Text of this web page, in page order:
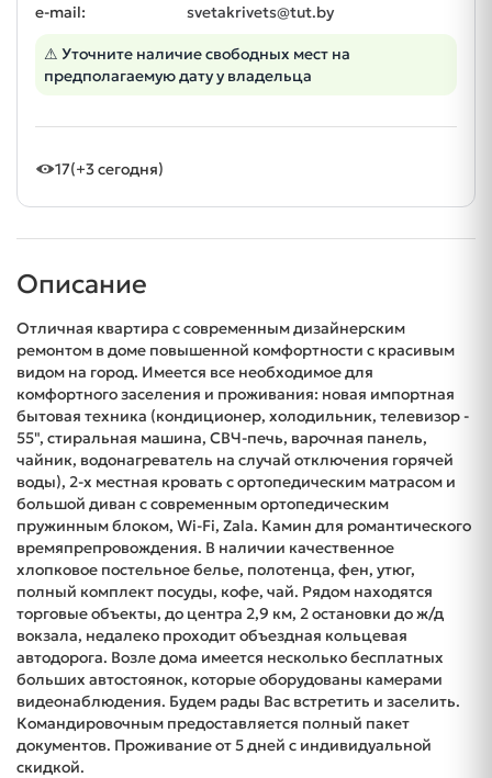
e-mail:
svetakrivets@tut.by
⚠ Уточните наличие свободных мест на
предполагаемую дату у владельца
17(+3 сегодня)
Описание
Отличная квартира с современным дизайнерским
ремонтом в доме повышенной комфортности с красивым
видом на город. Имеется все необходимое для
комфортного заселения и проживания: новая импортная
бытовая техника (кондиционер, холодильник, телевизор -
55", стиральная машина, СВЧ-печь, варочная панель,
чайник, водонагреватель на случай отключения горячей
воды), 2-х местная кровать с ортопедическим матрасом и
большой диван с современным ортопедическим
пружинным блоком, Wi-Fi, Zala. Камин для романтического
времяпрепровождения. В наличии качественное
хлопковое постельное белье, полотенца, фен, утюг,
полный комплект посуды, кофе, чай. Рядом находятся
торговые объекты, до центра 2,9 км, 2 остановки до ж/д
вокзала, недалеко проходит объездная кольцевая
автодорога. Возле дома имеется несколько бесплатных
больших автостоянок, которые оборудованы камерами
видеонаблюдения. Будем рады Вас встретить и заселить.
Командировочным предоставляется полный пакет
документов. Проживание от 5 дней с индивидуальной
скидкой.